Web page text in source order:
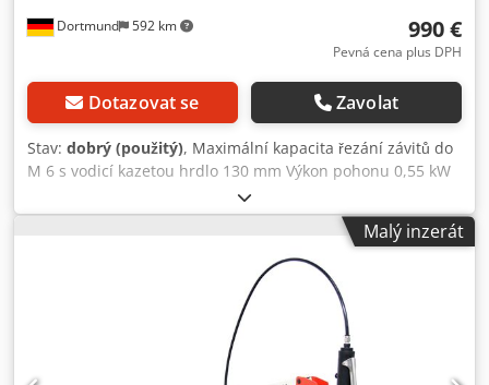
Dortmund 592 km 990 €
Pevná cena plus DPH
Dotazovat se Zavolat
Stav: dobrý (použitý), Maximální kapacita řezání závitů do
M 6 s vodicí kazetou hrdlo 130 mm Výkon pohonu 0,55 kW
Rozměry D x Š x V cca 350 x 650 x 750 mm Hmotnost cca 90
kg Dcsdenyh Tnjpfx Afuok Příslušenství / speciální funkce: -
Vodicí kazety se závitem: 1 x rozteč 0,5 mm 1 x rozteč 0,6
mm 1 x rozteč 0,7 mm 2 x rozteč 0,8 mm 1 x rozteč 1,0 mm
- Různé nastavitelné pracovní cykly, např: Automatický,
nožní provoz Obráběcí stroje Siegfried Volz
Rüschebrinkstr. 151-153 DE - 44143 Dortmund - Wambel
Malý inzerát